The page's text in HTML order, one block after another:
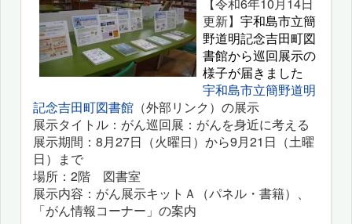
更新】 宇和島市立簡
野道明記念吉田町図
書館から巡回展示の
様子が届きました
宇和島市立簡野道明
記念吉田町図書館 （外部リンク）の展示
展示タイトル：がん巡回展：がんを身近に考える
展示期間：8月27日（火曜日）から9月21日（土曜
日）まで
場所：2階 図書室
展示内容：がん展示キットＡ（パネル・書籍）、
「がん情報コーナー」の案内